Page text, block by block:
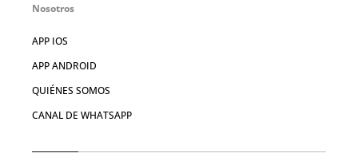
Nosotros
APP IOS
APP ANDROID
QUIÉNES SOMOS
CANAL DE WHATSAPP